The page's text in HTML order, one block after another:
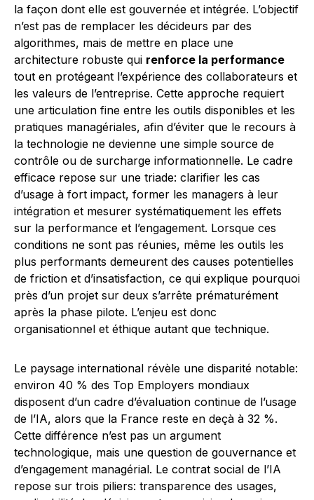
la façon dont elle est gouvernée et intégrée. L’objectif
n’est pas de remplacer les décideurs par des
algorithmes, mais de mettre en place une
architecture robuste qui renforce la performance
tout en protégeant l’expérience des collaborateurs et
les valeurs de l’entreprise. Cette approche requiert
une articulation fine entre les outils disponibles et les
pratiques managériales, afin d’éviter que le recours à
la technologie ne devienne une simple source de
contrôle ou de surcharge informationnelle. Le cadre
efficace repose sur une triade: clarifier les cas
d’usage à fort impact, former les managers à leur
intégration et mesurer systématiquement les effets
sur la performance et l’engagement. Lorsque ces
conditions ne sont pas réunies, même les outils les
plus performants demeurent des causes potentielles
de friction et d’insatisfaction, ce qui explique pourquoi
près d’un projet sur deux s’arrête prématurément
après la phase pilote. L’enjeu est donc
organisationnel et éthique autant que technique.
Le paysage international révèle une disparité notable:
environ 40 % des Top Employers mondiaux
disposent d’un cadre d’évaluation continue de l’usage
de l’IA, alors que la France reste en deçà à 32 %.
Cette différence n’est pas un argument
technologique, mais une question de gouvernance et
d’engagement managérial. Le contrat social de l’IA
repose sur trois piliers: transparence des usages,